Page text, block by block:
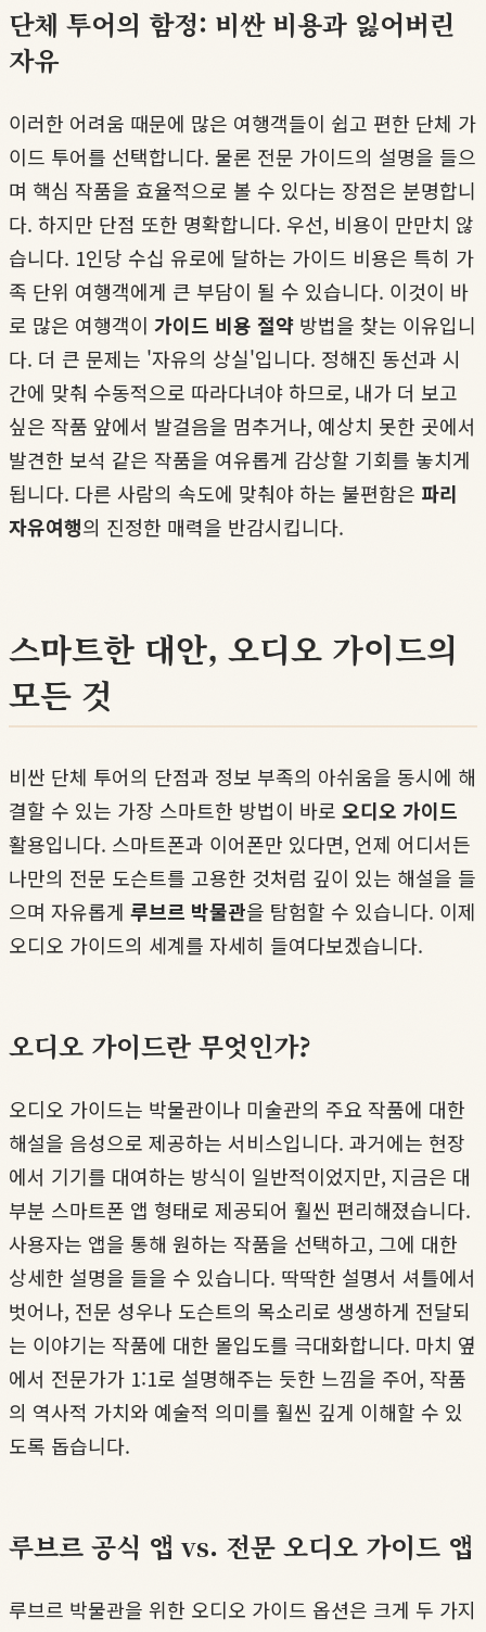
단체 투어의 함정: 비싼 비용과 잃어버린
자유
이러한 어려움 때문에 많은 여행객들이 쉽고 편한 단체 가
이드 투어를 선택합니다. 물론 전문 가이드의 설명을 들으
며 핵심 작품을 효율적으로 볼 수 있다는 장점은 분명합니
다. 하지만 단점 또한 명확합니다. 우선, 비용이 만만치 않
습니다. 1인당 수십 유로에 달하는 가이드 비용은 특히 가
족 단위 여행객에게 큰 부담이 될 수 있습니다. 이것이 바
로 많은 여행객이 가이드 비용 절약 방법을 찾는 이유입니
다. 더 큰 문제는 '자유의 상실'입니다. 정해진 동선과 시
간에 맞춰 수동적으로 따라다녀야 하므로, 내가 더 보고
싶은 작품 앞에서 발걸음을 멈추거나, 예상치 못한 곳에서
발견한 보석 같은 작품을 여유롭게 감상할 기회를 놓치게
됩니다. 다른 사람의 속도에 맞춰야 하는 불편함은 파리
자유여행의 진정한 매력을 반감시킵니다.
스마트한 대안, 오디오 가이드의
모든 것
비싼 단체 투어의 단점과 정보 부족의 아쉬움을 동시에 해
결할 수 있는 가장 스마트한 방법이 바로 오디오 가이드
활용입니다. 스마트폰과 이어폰만 있다면, 언제 어디서든
나만의 전문 도슨트를 고용한 것처럼 깊이 있는 해설을 들
으며 자유롭게 루브르 박물관을 탐험할 수 있습니다. 이제
오디오 가이드의 세계를 자세히 들여다보겠습니다.
오디오 가이드란 무엇인가?
오디오 가이드는 박물관이나 미술관의 주요 작품에 대한
해설을 음성으로 제공하는 서비스입니다. 과거에는 현장
에서 기기를 대여하는 방식이 일반적이었지만, 지금은 대
부분 스마트폰 앱 형태로 제공되어 훨씬 편리해졌습니다.
사용자는 앱을 통해 원하는 작품을 선택하고, 그에 대한
상세한 설명을 들을 수 있습니다. 딱딱한 설명서 셔틀에서
벗어나, 전문 성우나 도슨트의 목소리로 생생하게 전달되
는 이야기는 작품에 대한 몰입도를 극대화합니다. 마치 옆
에서 전문가가 1:1로 설명해주는 듯한 느낌을 주어, 작품
의 역사적 가치와 예술적 의미를 훨씬 깊게 이해할 수 있
도록 돕습니다.
루브르 공식 앱 vs. 전문 오디오 가이드 앱
루브르 박물관을 위한 오디오 가이드 옵션은 크게 두 가지